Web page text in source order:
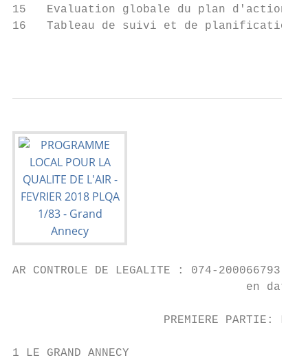
15   Evaluation globale du plan
16   Tableau de suivi et de planification
AR CONTROLE DE LEGALITE : 074-200066793-
en date
PREMIERE PARTIE: LE
1 LE GRAND ANNECY